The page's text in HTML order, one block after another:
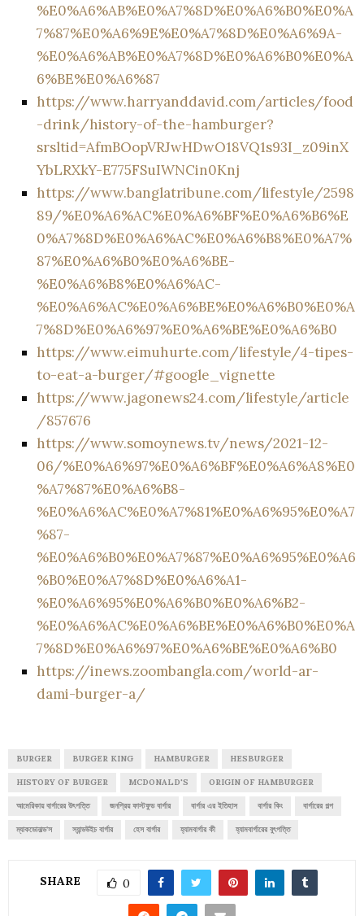
%E0%A6%AB%E0%A7%8D%E0%A6%B0%E0%A
7%87%E0%A6%9E%E0%A7%8D%E0%A6%9A-
%E0%A6%AB%E0%A7%8D%E0%A6%B0%E0%A
6%BE%E0%A6%87
https://www.harryanddavid.com/articles/food
-drink/history-of-the-hamburger?
srsltid=AfmBOopVRJwHDwO18VQ1s93I_z09inX
YbLRXkY-E775FSuIWNCin0Knj
https://www.banglatribune.com/lifestyle/2598
89/%E0%A6%AC%E0%A6%BF%E0%A6%B6%E
0%A7%8D%E0%A6%AC%E0%A6%B8%E0%A7%
87%E0%A6%B0%E0%A6%BE-
%E0%A6%B8%E0%A6%AC-
%E0%A6%AC%E0%A6%BE%E0%A6%B0%E0%A
7%8D%E0%A6%97%E0%A6%BE%E0%A6%B0
https://www.eimuhurte.com/lifestyle/4-tipes-
to-eat-a-burger/#google_vignette
https://www.jagonews24.com/lifestyle/article
/857676
https://www.somoynews.tv/news/2021-12-
06/%E0%A6%97%E0%A6%BF%E0%A6%A8%E0
%A7%87%E0%A6%B8-
%E0%A6%AC%E0%A7%81%E0%A6%95%E0%A7
%87-
%E0%A6%B0%E0%A7%87%E0%A6%95%E0%A6
%B0%E0%A7%8D%E0%A6%A1-
%E0%A6%95%E0%A6%B0%E0%A6%B2-
%E0%A6%AC%E0%A6%BE%E0%A6%B0%E0%A
7%8D%E0%A6%97%E0%A6%BE%E0%A6%B0
https://inews.zoombangla.com/world-ar-
dami-burger-a/
BURGER BURGER KING HAMBURGER HESBURGER
HISTORY OF BURGER MCDONALD'S ORIGIN OF HAMBURGER
আমেরিকায় বার্গারের উৎপত্তি জনপ্রিয় ফাস্টফুড বার্গার বার্গার এর ইতিহাস বার্গার কিং বার্গারের গল্প
ম্যাকডোনাল্ড’স স্যান্ডউইচ বার্গার হেস বার্গার হ্যামবার্গার কী হ্যামবার্গারের বুৎপত্তি
SHARE 0